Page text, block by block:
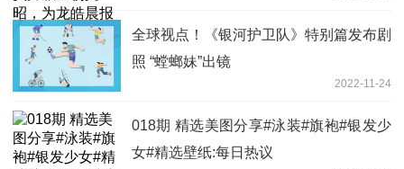
全球视点！《银河护卫队》特别篇发布剧
照 “螳螂妹”出镜
2022-11-24
018期 精选美图分享#泳装#旗袍#银发少
女#精选壁纸:每日热议